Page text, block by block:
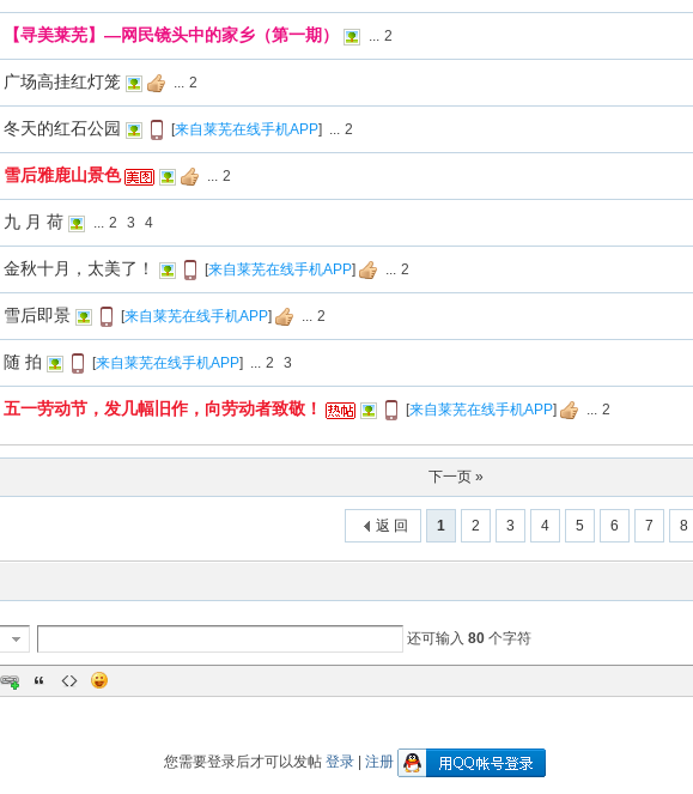
【寻美莱芜】—网民镜头中的家乡（第一期） ... 2
广场高挂红灯笼 ... 2
冬天的红石公园 [来自莱芜在线手机APP] ... 2
雪后雅鹿山景色 ... 2
九 月 荷 ... 2 3 4
金秋十月，太美了！ [来自莱芜在线手机APP] ... 2
雪后即景 [来自莱芜在线手机APP] ... 2
随 拍 [来自莱芜在线手机APP] ... 2 3
五一劳动节，发几幅旧作，向劳动者致敬！ [来自莱芜在线手机APP] ... 2
下一页 »
1 2 3 4 5 6 7 8
返 回
还可输入 80 个字符
您需要登录后才可以发帖 登录| 注册